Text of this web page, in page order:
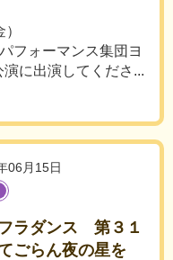
フォーマンス集団ヨ
に出演してくださ...
06月15日
ラダンス 第３１
ごらん夜の星を